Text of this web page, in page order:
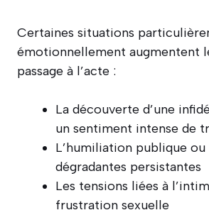
Certaines situations
émotionnellement augmentent
passage à l’acte :
La découverte d’une
un sentiment intense de
L’humiliation publique ou
dégradantes persistantes
Les tensions liées à
frustration sexuelle